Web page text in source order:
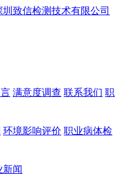
满意度调查 联系我们 职
环境影响评价 职业病体检
新闻